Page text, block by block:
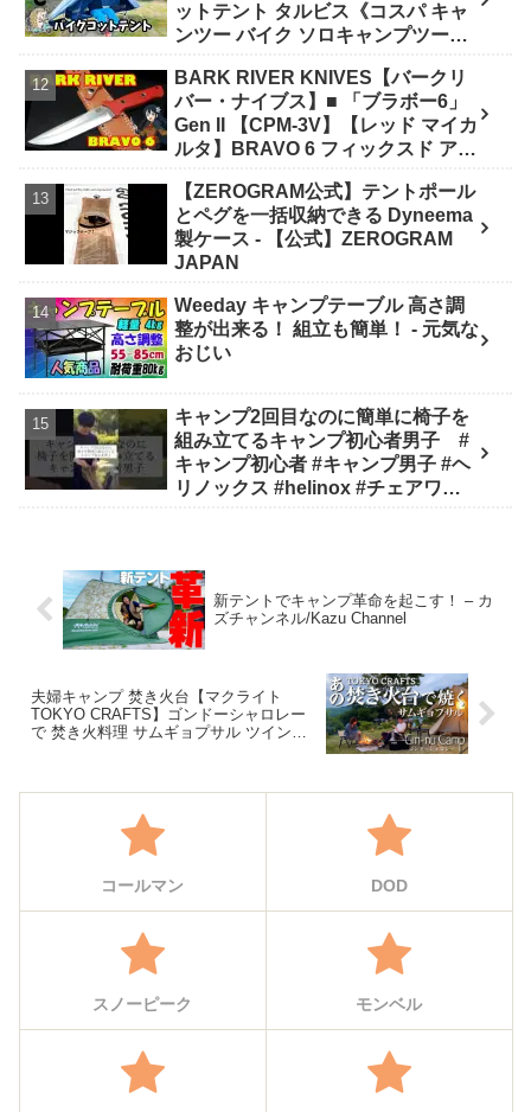
ットテント タルビス《コスパ キャ
ンツー バイク ソロキャンプツーリ
リー 選び方》 - ｺﾝﾊﾟｸﾄｷﾞｱ紹介★バ
イク野営部
BARK RIVER KNIVES【バークリ
バー・ナイブス】■ 「ブラボー6」
Gen II 【CPM-3V】【レッド マイカ
ルタ】BRAVO 6 フィックスド アメ
グ！
【ZEROGRAM公式】テントポール
とペグを一括収納できる Dyneema
製ケース - 【公式】ZEROGRAM
JAPAN
Weeday キャンプテーブル 高さ調
整が出来る！ 組立も簡単！ - 元気な
おじい
キャンプ2回目なのに簡単に椅子を
組み立てるキャンプ初心者男子 #
キャンプ初心者 #キャンプ男子 #ヘ
リノックス #helinox #チェアワン #
新テントでキャンプ革命を起こす！ – カ
ズチャンネル/Kazu Channel
夫婦キャンプ 焚き火台【マクライト
TOKYO CRAFTS】ゴンドーシャロレー
で 焚き火料理 サムギョプサル ツインピ
コールマン DOD
スノーピーク モンベル